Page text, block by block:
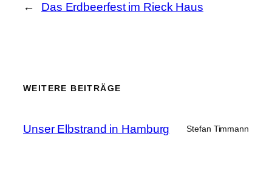
← Das Erdbeerfest im Rieck Haus
WEITERE BEITRÄGE
Unser Elbstrand in Hamburg Stefan Timmann